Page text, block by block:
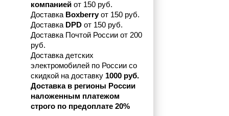
компанией от 150 руб.
Доставка Boxberry от 150 руб.
Доставка DPD от 150 руб.
Доставка Почтой России от 200
руб.
Доставка детских
электромобилей по России со
скидкой на доставку 1000 руб.
Доставка в регионы России
наложенным платежом
строго по предоплате 20%